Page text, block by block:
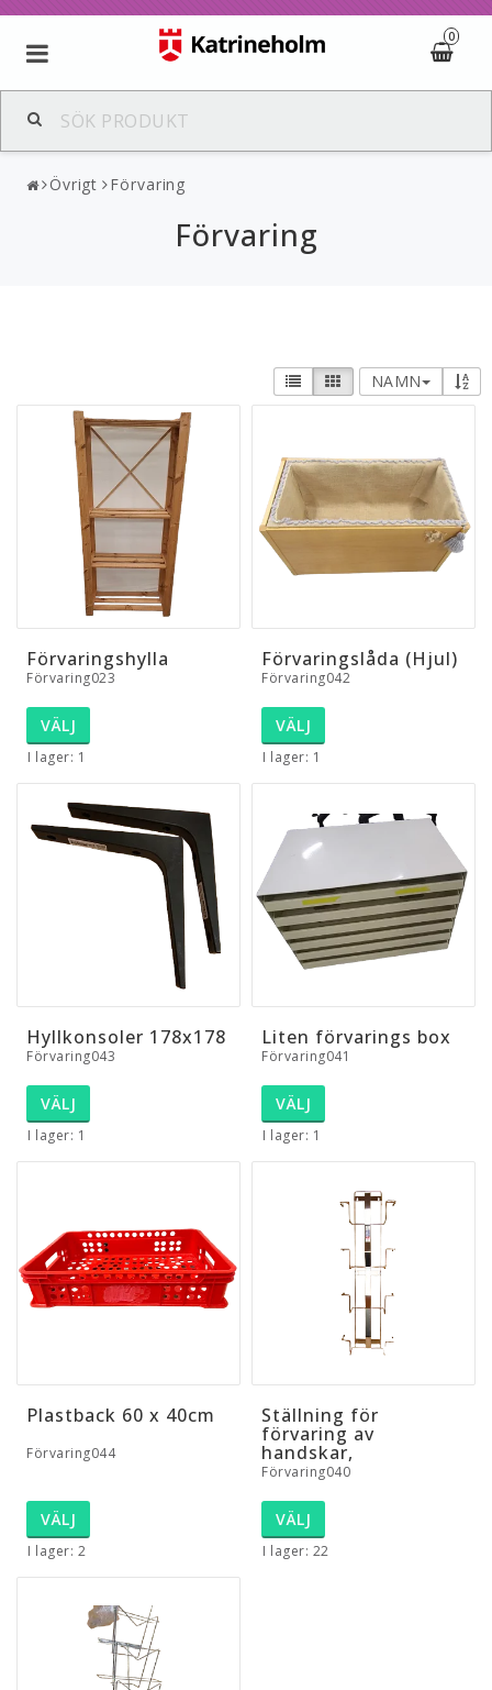
0
Övrigt Förvaring
Förvaring
NAMN
Förvaringshylla
Förvaring023
I lager: 1
VÄLJ
Förvaringslåda (Hjul)
Förvaring042
I lager: 1
VÄLJ
Hyllkonsoler 178x178
Förvaring043
I lager: 1
VÄLJ
Liten förvarings box
Förvaring041
I lager: 1
VÄLJ
Plastback 60 x 40cm
Förvaring044
I lager: 2
VÄLJ
Ställning för
förvaring av
handskar,
Förvaring040
I lager: 22
VÄLJ